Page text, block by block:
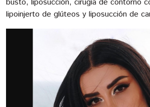
lipoinjerto de glúteos y liposucción de